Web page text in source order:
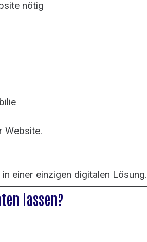
nötig
Website.
einer einzigen digitalen Lösung.
lassen?